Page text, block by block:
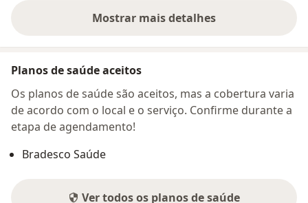
Mostrar mais detalhes
sobre o endereço
Planos de saúde aceitos
Os planos de saúde são aceitos, mas a cobertura varia
de acordo com o local e o serviço. Confirme durante a
etapa de agendamento!
Bradesco Saúde
Ver todos os planos de saúde